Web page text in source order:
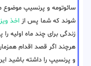
سائوتومه و پرنسیپ
شوند که شما پس از اخذ
زندگی برای چند ماه اولیه
هرچند اگر قصد اقدام همزمان
و پرنسیپ را داشته باشید